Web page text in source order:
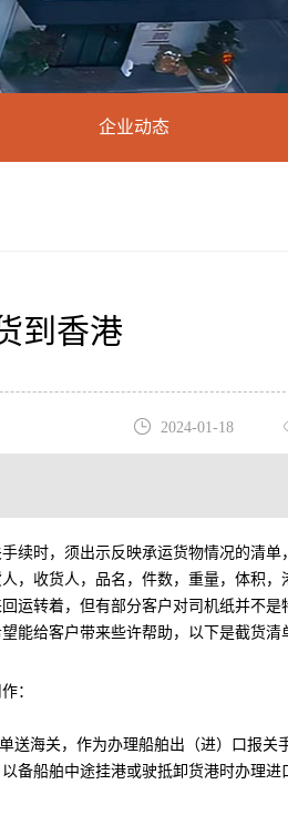
企业动态
到香港
2024-01-18
续时，须出示反映承运货物情况的清单
，收货人，品名，件数，重量，体积，
运转着，但有部分客户对司机纸并不是
能给客户带来些许帮助，以下是截货清
：
送海关，作为办理船舶出（进）口报关
备船舶中途挂港或驶抵卸货港时办理进